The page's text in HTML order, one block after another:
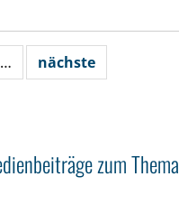
… nächste
zum Thema